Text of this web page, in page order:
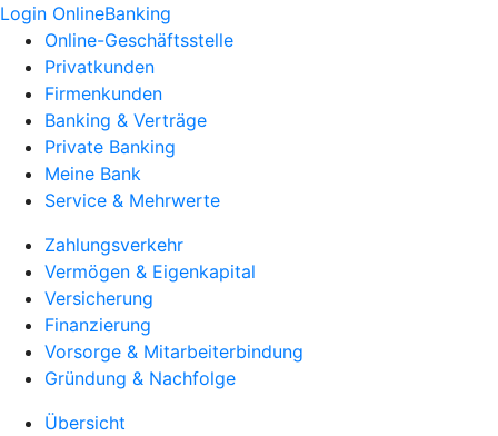
Login OnlineBanking
Online-Geschäftsstelle
Privatkunden
Firmenkunden
Banking & Verträge
Private Banking
Meine Bank
Service & Mehrwerte
Zahlungsverkehr
Vermögen & Eigenkapital
Versicherung
Finanzierung
Vorsorge & Mitarbeiterbindung
Gründung & Nachfolge
Übersicht